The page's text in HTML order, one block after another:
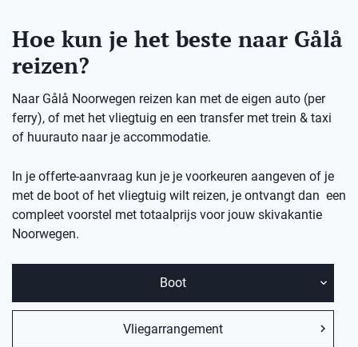
Hoe kun je het beste naar Gålå
reizen?
Naar Gålå Noorwegen reizen kan met de eigen auto (per
ferry), of met het vliegtuig en een transfer met trein & taxi
of huurauto naar je accommodatie.
In je offerte-aanvraag kun je je voorkeuren aangeven of je
met de boot of het vliegtuig wilt reizen, je ontvangt dan een
compleet voorstel met totaalprijs voor jouw skivakantie
Noorwegen.
Boot
Vliegarrangement